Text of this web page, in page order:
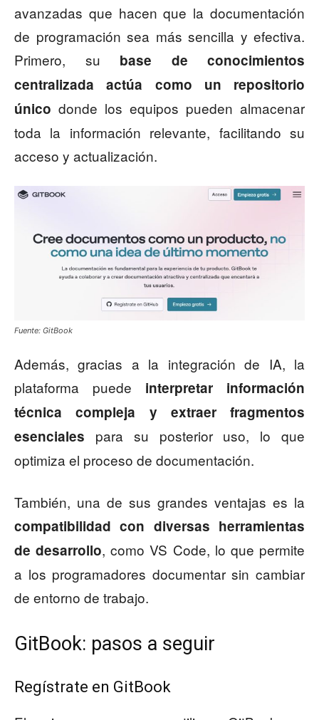
avanzadas que hacen que la documentación
de programación sea más sencilla y efectiva.
Primero, su base de conocimientos
centralizada actúa como un repositorio
único donde los equipos pueden almacenar
toda la información relevante, facilitando su
acceso y actualización.
Fuente: GitBook
Además, gracias a la integración de IA, la
plataforma puede interpretar información
técnica compleja y extraer fragmentos
esenciales para su posterior uso, lo que
optimiza el proceso de documentación.
También, una de sus grandes ventajas es la
compatibilidad con diversas herramientas
de desarrollo, como VS Code, lo que permite
a los programadores documentar sin cambiar
de entorno de trabajo.
GitBook: pasos a seguir
Regístrate en GitBook